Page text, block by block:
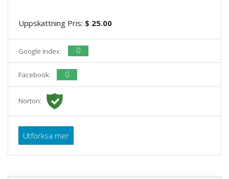
Uppskattning Pris: $ 25.00
Google Index: 0
Facebook: 0
Norton:
Utforksa mer